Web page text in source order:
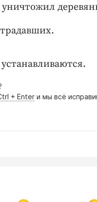
+ Enter и мы всё